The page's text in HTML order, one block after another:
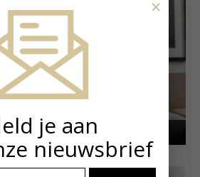
particulieren
je aan
nieuwsbrief
×